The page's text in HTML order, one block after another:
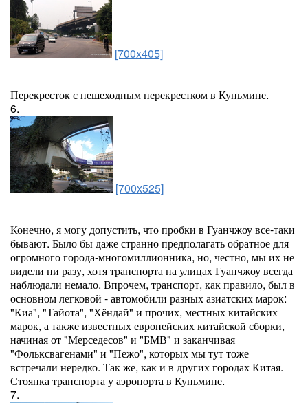
[700x405]
Перекресток с пешеходным перекрестком в Куньмине.
6.
[700x525]
Конечно, я могу допустить, что пробки в Гуанчжоу все-таки
бывают. Было бы даже странно предполагать обратное для
огромного города-многомиллионника, но, честно, мы их не
видели ни разу, хотя транспорта на улицах Гуанчжоу всегда
наблюдали немало. Впрочем, транспорт, как правило, был в
основном легковой - автомобили разных азиатских марок:
"Киа", "Тайота", "Хёндай" и прочих, местных китайских
марок, а также известных европейских китайской сборки,
начиная от "Мерседесов" и "БМВ" и заканчивая
"Фольксвагенами" и "Пежо", которых мы тут тоже
встречали нередко. Так же, как и в других городах Китая.
Стоянка транспорта у аэропорта в Куньмине.
7.